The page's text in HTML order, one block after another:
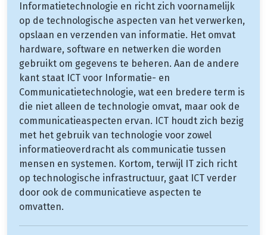
Informatietechnologie en richt zich voornamelijk
op de technologische aspecten van het verwerken,
opslaan en verzenden van informatie. Het omvat
hardware, software en netwerken die worden
gebruikt om gegevens te beheren. Aan de andere
kant staat ICT voor Informatie- en
Communicatietechnologie, wat een bredere term is
die niet alleen de technologie omvat, maar ook de
communicatieaspecten ervan. ICT houdt zich bezig
met het gebruik van technologie voor zowel
informatieoverdracht als communicatie tussen
mensen en systemen. Kortom, terwijl IT zich richt
op technologische infrastructuur, gaat ICT verder
door ook de communicatieve aspecten te
omvatten.